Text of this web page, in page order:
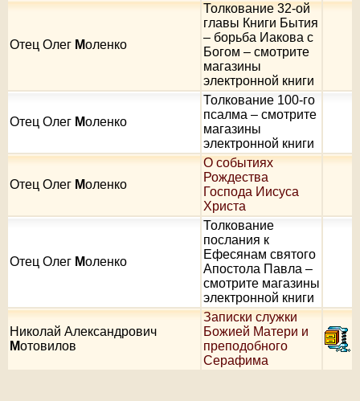
Отец Олег Моленко
Толкование 32-ой
главы Книги Бытия
– борьба Иакова с
Богом – смотрите
магазины
электронной книги
Отец Олег Моленко
Толкование 100-го
псалма – смотрите
магазины
электронной книги
Отец Олег Моленко
О событиях
Рождества
Господа Иисуса
Христа
Отец Олег Моленко
Толкование
послания к
Ефесянам святого
Апостола Павла –
смотрите магазины
электронной книги
Николай Александрович
Мотовилов
Записки служки
Божией Матери и
преподобного
Серафима